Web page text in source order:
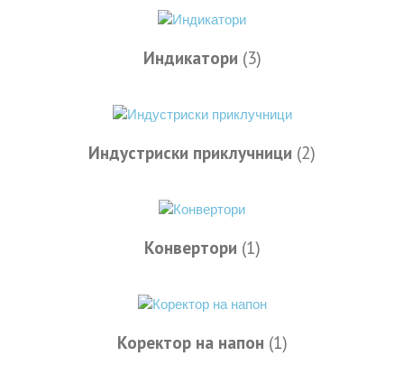
Индикатори (3)
Индустриски приклучници (2)
Конвертори (1)
Коректор на напон (1)